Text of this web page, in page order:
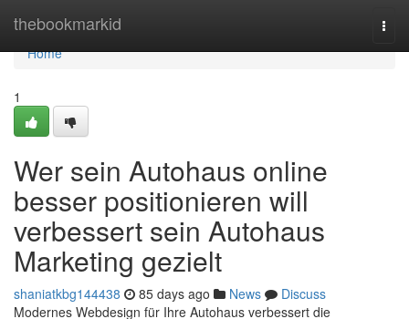
thebookmarkid
Home
Home
1
Wer sein Autohaus online
besser positionieren will
verbessert sein Autohaus
Marketing gezielt
shaniatkbg144438 85 days ago News
Discuss
Modernes Webdesign für Ihre Autohaus verbessert die